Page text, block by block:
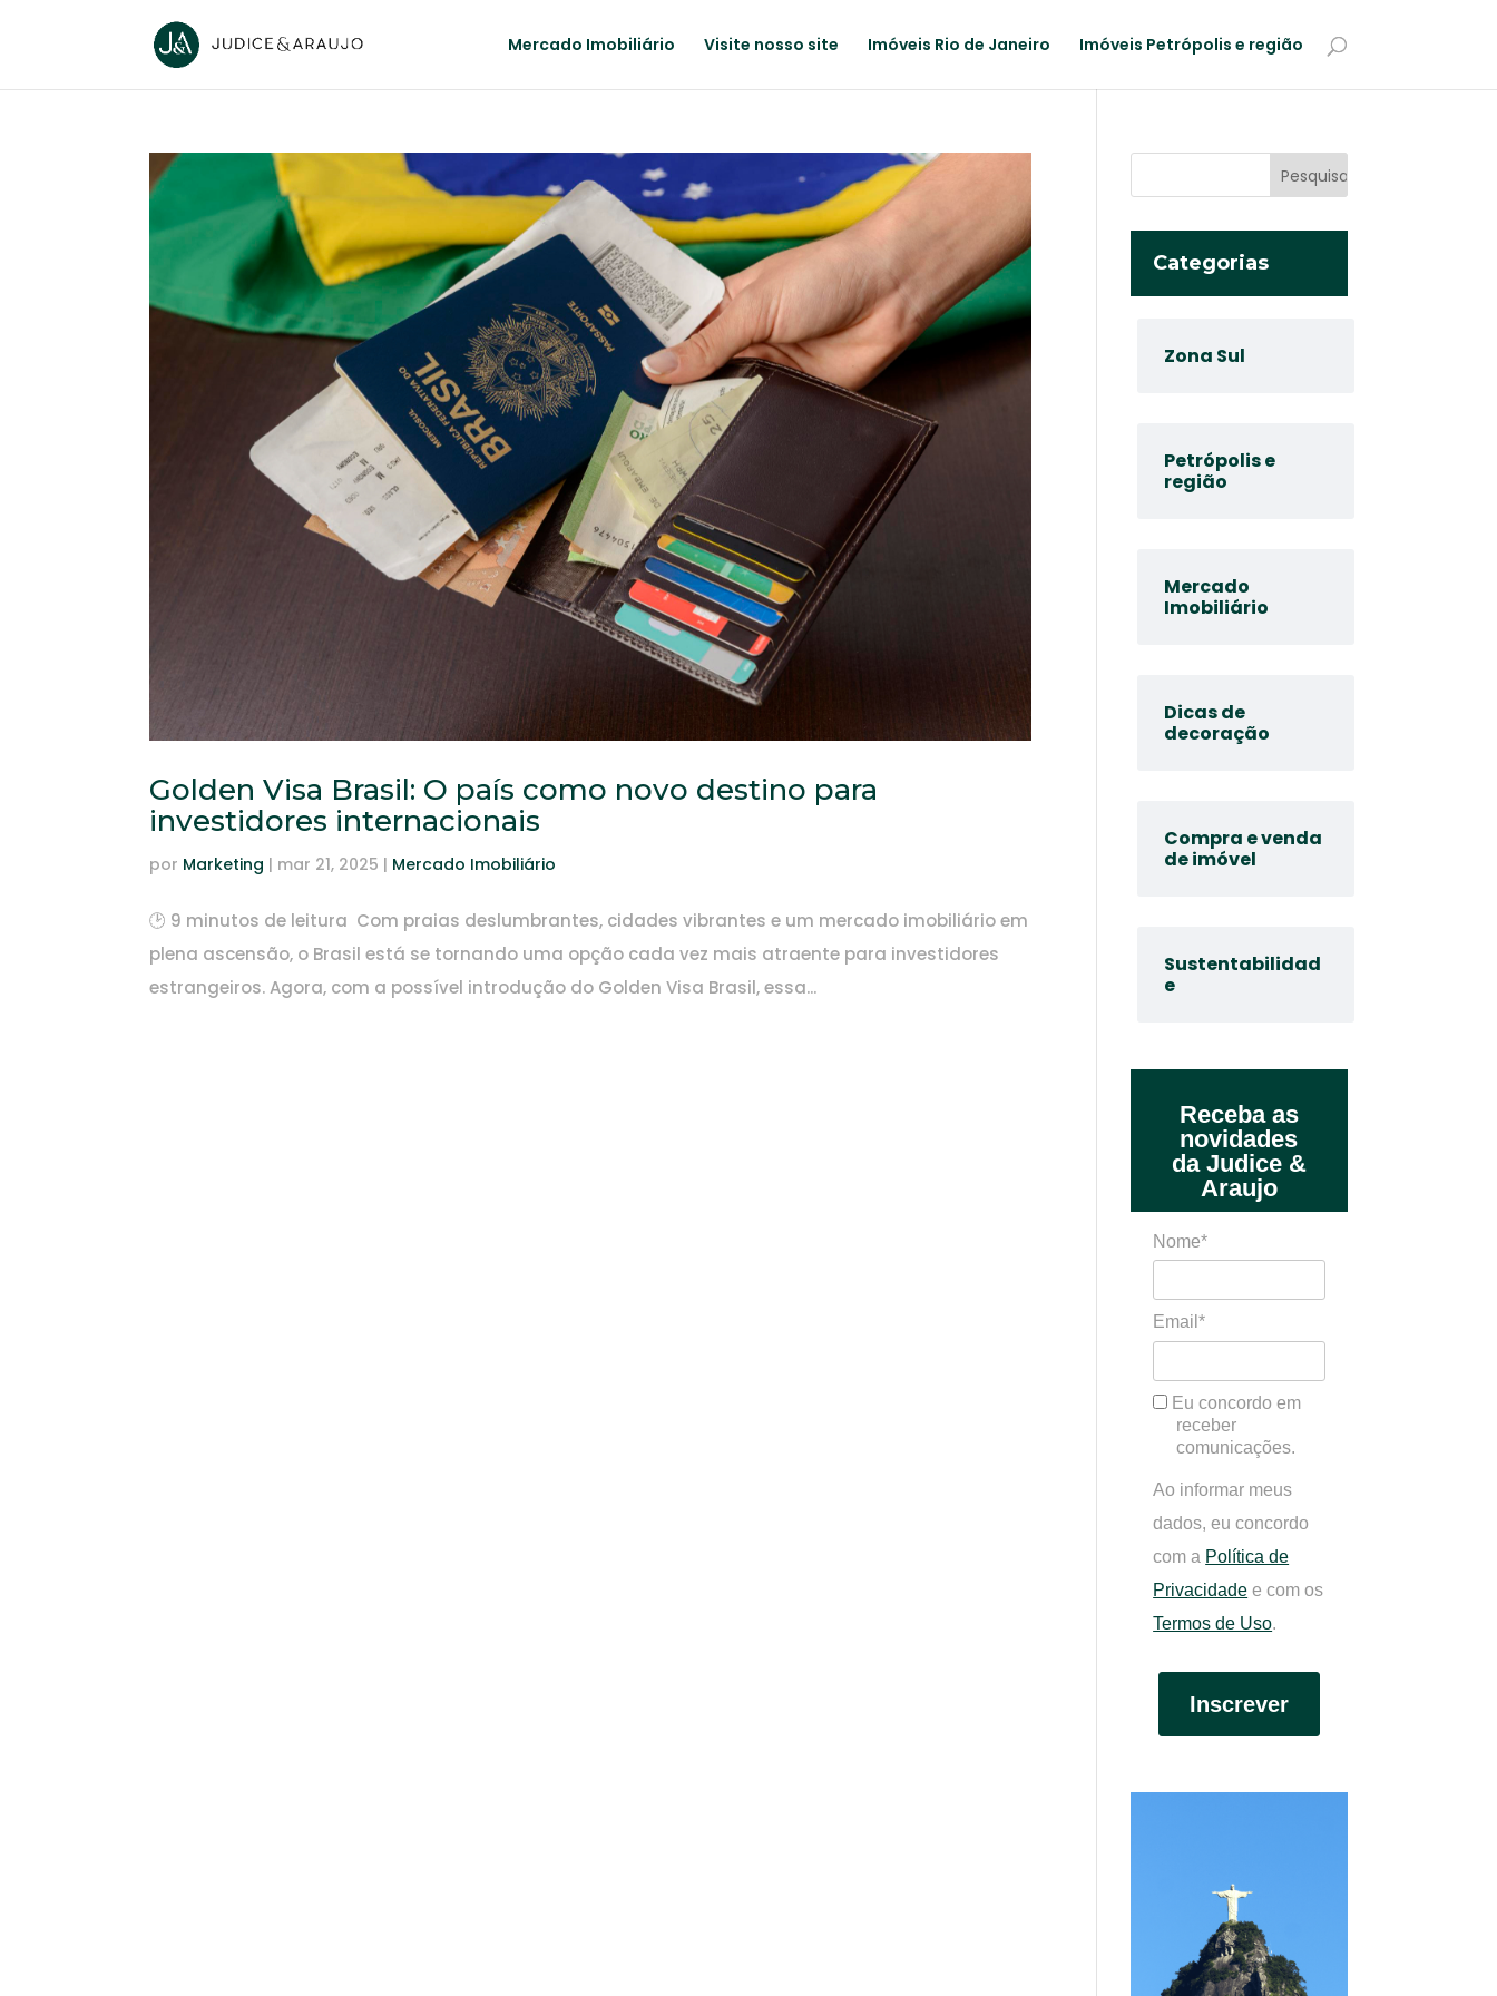
Mercado Imobiliário Visite nosso site Imóveis Rio de Janeiro Imóveis Petrópolis e região
Golden Visa Brasil: O país como novo destino para
investidores internacionais
por Marketing | mar 21, 2025 | Mercado Imobiliário
🕑 9 minutos de leitura Com praias deslumbrantes, cidades vibrantes e um mercado imobiliário em
plena ascensão, o Brasil está se tornando uma opção cada vez mais atraente para investidores
estrangeiros. Agora, com a possível introdução do Golden Visa Brasil, essa...
Categorias
Zona Sul
Petrópolis e
região
Mercado
Imobiliário
Dicas de
decoração
Compra e venda
de imóvel
Sustentabilidad
e
Receba as
novidades
da Judice &
Araujo
Nome*
Email*
Eu concordo em
receber
comunicações.
Ao informar meus
dados, eu concordo
com a Política de
Privacidade e com os
Termos de Uso.
Inscrever